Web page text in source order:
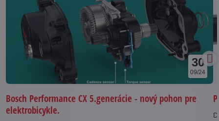
30
09/24
Bosch Performance CX 5.generácie - nový pohon pre
elektrobicykle.